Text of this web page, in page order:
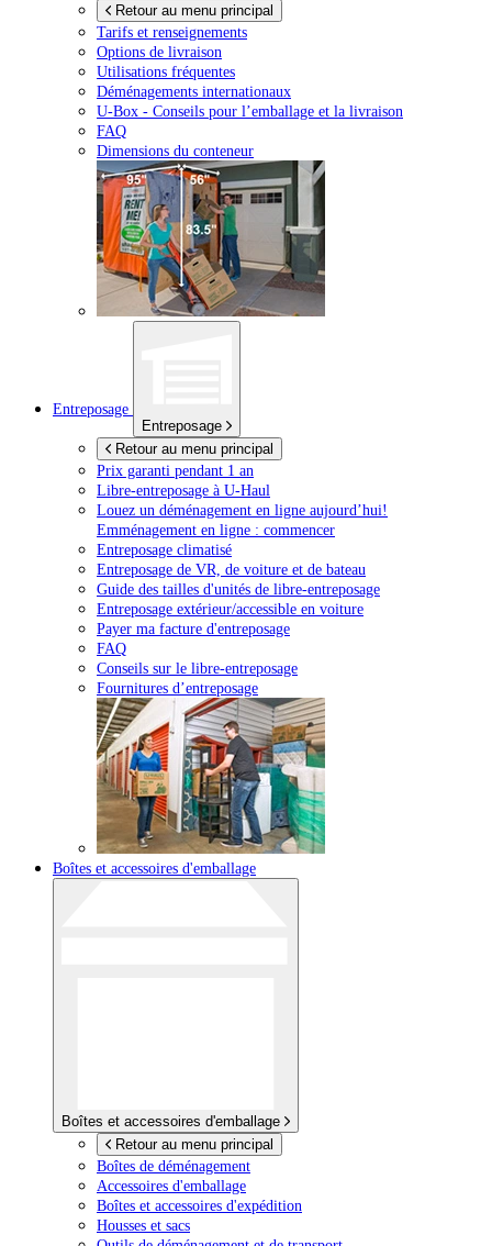
Retour au menu principal
Tarifs et renseignements
Options de livraison
Utilisations fréquentes
Déménagements internationaux
U-Box - Conseils pour l’emballage et la livraison
FAQ
Dimensions du conteneur
Entreposage
Entreposage
Retour au menu principal
Prix garanti pendant 1 an
Libre-entreposage à U-Haul
Louez un déménagement en ligne aujourd’hui!
Emménagement en ligne : commencer
Entreposage climatisé
Entreposage de VR, de voiture et de bateau
Guide des tailles d'unités de libre-entreposage
Entreposage extérieur/accessible en voiture
Payer ma facture d'entreposage
FAQ
Conseils sur le libre-entreposage
Fournitures d’entreposage
Boîtes et accessoires d'emballage
Boîtes et accessoires d'emballage
Retour au menu principal
Boîtes de déménagement
Accessoires d'emballage
Boîtes et accessoires d'expédition
Housses et sacs